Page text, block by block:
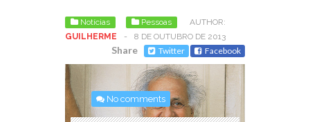
Notícias Pessoas
AUTHOR:
GUILHERME
- 8 DE OUTUBRO DE 2013
Share Twitter Facebook
No comments